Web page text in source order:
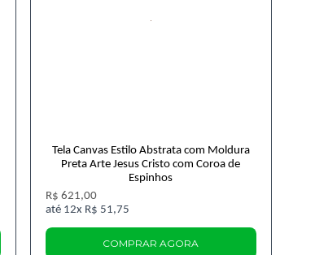
Tela Canvas Estilo Abstrata com Moldura
Preta Arte Jesus Cristo com Coroa de
Espinhos
R$ 621,00
12x R$ 51,75
COMPRAR AGORA